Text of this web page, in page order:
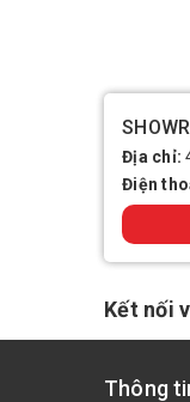
Địa chỉ:
Điện
Kết nối
Thông